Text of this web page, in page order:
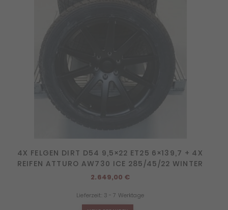
4X FELGEN DIRT D54 9,5×22 ET25 6×139,7 + 4X
REIFEN ATTURO AW730 ICE 285/45/22 WINTER
2.649,00 €
Lieferzeit: 3 - 7 Werktage